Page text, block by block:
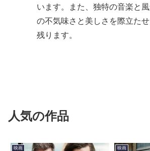
います。また、独特の音楽と
の不気味さと美しさを際立た
残ります。
人気の作品
映画 映画